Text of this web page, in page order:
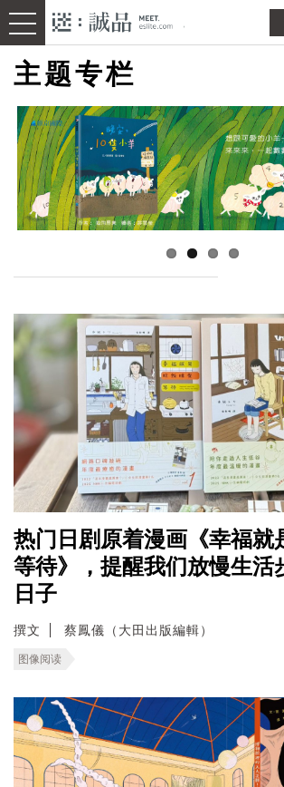
主题专栏
热门日剧原着漫画《幸福就
等待》，提醒我们放慢生活
日子
撰文 蔡鳳儀（大田出版編輯）
图像阅读